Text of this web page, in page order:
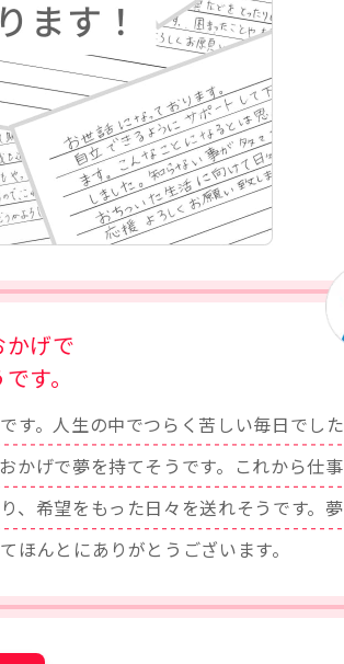
かげで
す。
す。人生の中でつらく苦しい毎日でした
かげで夢を持てそうです。これから仕事
、希望をもった日々を送れそうです。夢
ほんとにありがとうございます。